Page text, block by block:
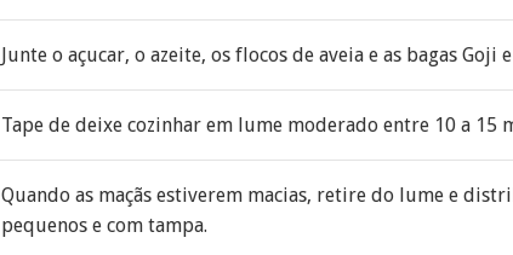
Junte o açucar, o azeite, os flocos de aveia e as bagas Goji
Tape de deixe cozinhar em lume moderado entre 10 a 15
Quando as maçãs estiverem macias, retire do lume e
pequenos e com tampa.